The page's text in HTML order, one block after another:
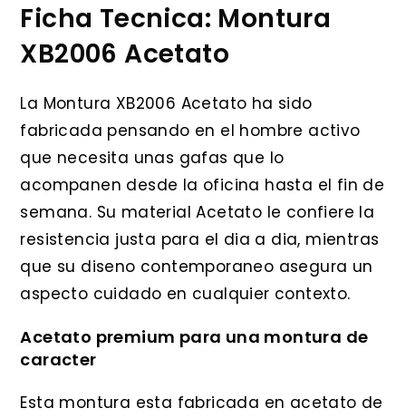
Ficha Tecnica: Montura
XB2006 Acetato
La Montura XB2006 Acetato ha sido
fabricada pensando en el hombre activo
que necesita unas gafas que lo
acompanen desde la oficina hasta el fin de
semana. Su material Acetato le confiere la
resistencia justa para el dia a dia, mientras
que su diseno contemporaneo asegura un
aspecto cuidado en cualquier contexto.
Acetato premium para una montura de
caracter
Esta montura esta fabricada en acetato de